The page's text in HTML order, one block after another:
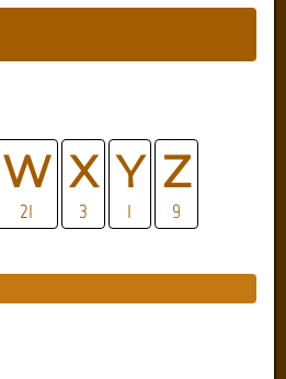
W
21
X
3
Y
1
Z
9